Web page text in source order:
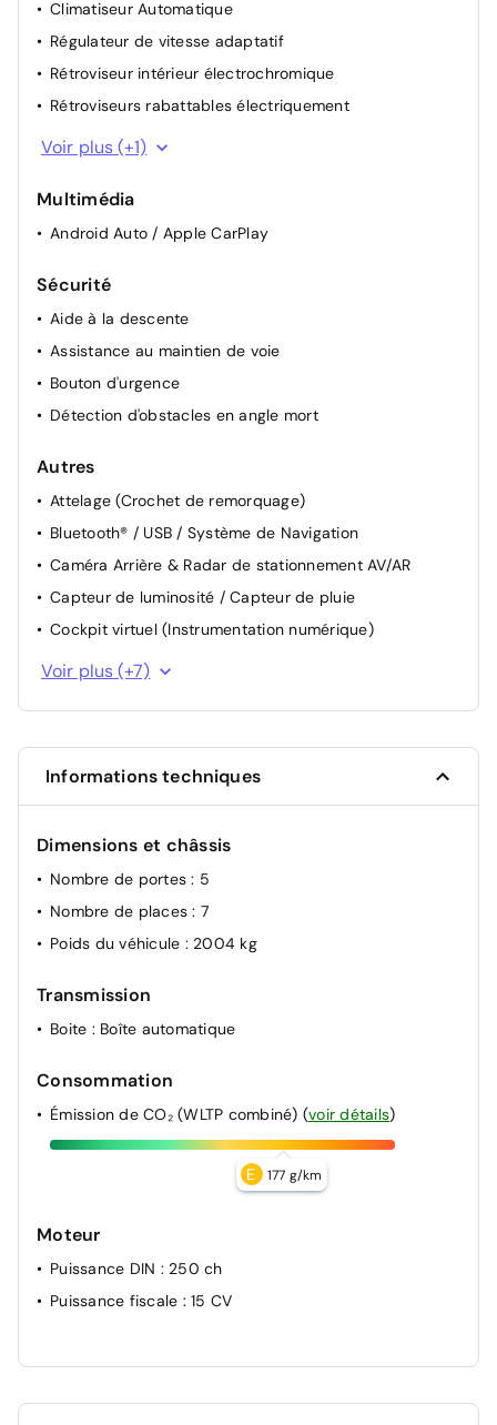
Climatiseur Automatique
Régulateur de vitesse adaptatif
Rétroviseur intérieur électrochromique
Rétroviseurs rabattables électriquement
Sélecteur de Modes de Conduite
Voir plus (+1)
Multimédia
Android Auto / Apple CarPlay
Sécurité
Aide à la descente
Assistance au maintien de voie
Bouton d'urgence
Détection d'obstacles en angle mort
Autres
Attelage (Crochet de remorquage)
Bluetooth® / USB / Système de Navigation
Caméra Arrière & Radar de stationnement AV/AR
Capteur de luminosité / Capteur de pluie
Cockpit virtuel (Instrumentation numérique)
Accès (Entrée) et démarrage mains libres
panneaux
Transmission intégrale (4x4 / AWD)
Jantes alliage 19" 5 branches Gris / Noir
Voir plus (+7)
Informations techniques
Dimensions et châssis
Nombre de portes: 5
Nombre de places: 7
Poids du véhicule : 2004 kg
Transmission
Boite : Boîte automatique
Consommation
Émission de CO₂ (WLTP combiné) (voir détails)
E 177 g/km
Moteur
Puissance DIN : 250 ch
Puissance fiscale : 15 CV